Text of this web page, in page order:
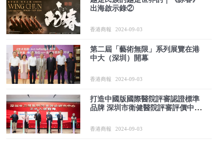
出海啟示錄②
香港商報 2024-09-03
第二屆「藝術無限」系列展覽在港
中大（深圳）開幕
香港商報 2024-09-03
打造中國版國際醫院評審認證標準
品牌 深圳市衛健醫院評審評價中心
香港商報 2024-09-03